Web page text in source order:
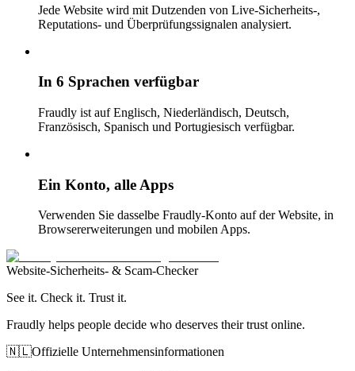
Jede Website wird mit Dutzenden von Live-Sicherheits-,
Reputations- und Überprüfungssignalen analysiert.
In 6 Sprachen verfügbar
Fraudly ist auf Englisch, Niederländisch, Deutsch,
Französisch, Spanisch und Portugiesisch verfügbar.
Ein Konto, alle Apps
Verwenden Sie dasselbe Fraudly-Konto auf der Website, in
Browsererweiterungen und mobilen Apps.
Website-Sicherheits- & Scam-Checker
See it. Check it. Trust it.
Fraudly helps people decide who deserves their trust online.
🇳🇱Offizielle Unternehmensinformationen